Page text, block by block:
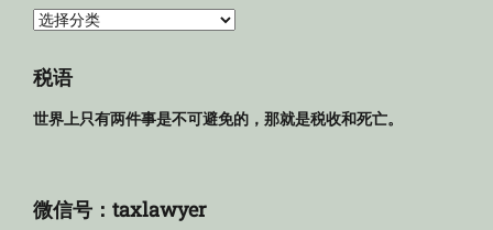
法
库
税语
世界上只有两件事是不可避免的，那就是税收和死亡。
微信号：taxlawyer